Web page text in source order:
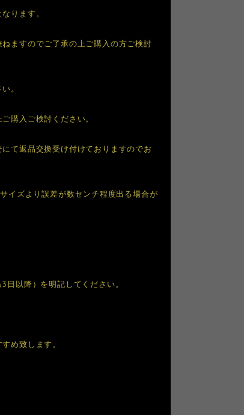
ります。
ますのでご了承の上ご購入の方ご検討
。
購入ご検討ください。
て返品交換受け付けておりますのでお
イズより誤差が数センチ程度出る場合が
以降）を明記してください。
め致します。